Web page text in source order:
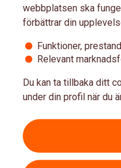
6 300
8 000
8 800
per månad eller
kronor per vecka.
webbplatsen ska
förbättrar din
Funktioner,
Relevant
Du kan ta tillbaka ditt
under din profil när du